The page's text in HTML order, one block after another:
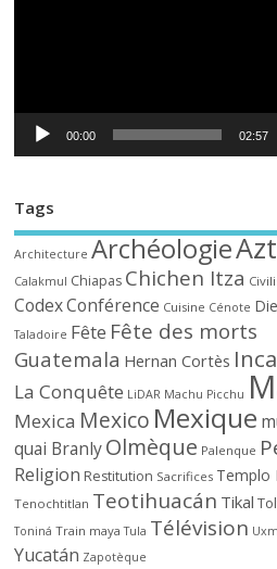
00:00 02:57
Tags
Architecture Archéologie
Calakmul Chiapas Chichen Itza
CodexConférence Cuisine Cénote
Taladoire Fête Fête des morts
Guatemala Hernan Cortès Inca
La Conquête LiDAR Machu Picchu
Mexica Mexico Mexique
quai BranlyOlmèque Palenque
Religion Restitution Sacrifices Templo
Tenochtitlan Teotihuacán Tikal
Toniná Train maya Tula Télévision
Yucatán Zapotèque